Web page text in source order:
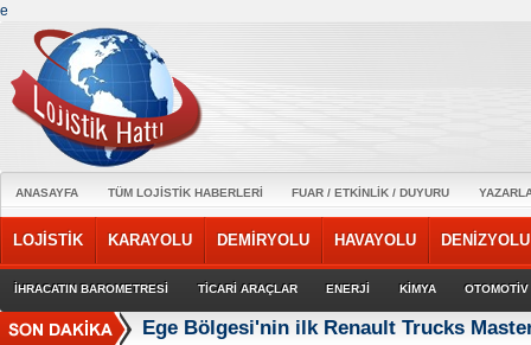
e
ANASAYFA TÜM LOJİSTİK HABERLERİ FUAR / ETKİNLİK / DUYURU
LOJİSTİK KARAYOLU DEMİRYOLU HAVAYOLU DENİZYOLU
İHRACATIN BAROMETRESİ TİCARİ ARAÇLAR ENERJİ KİMYA OTOMOTİV
Ege Bölgesi'nin ilk Renault Trucks